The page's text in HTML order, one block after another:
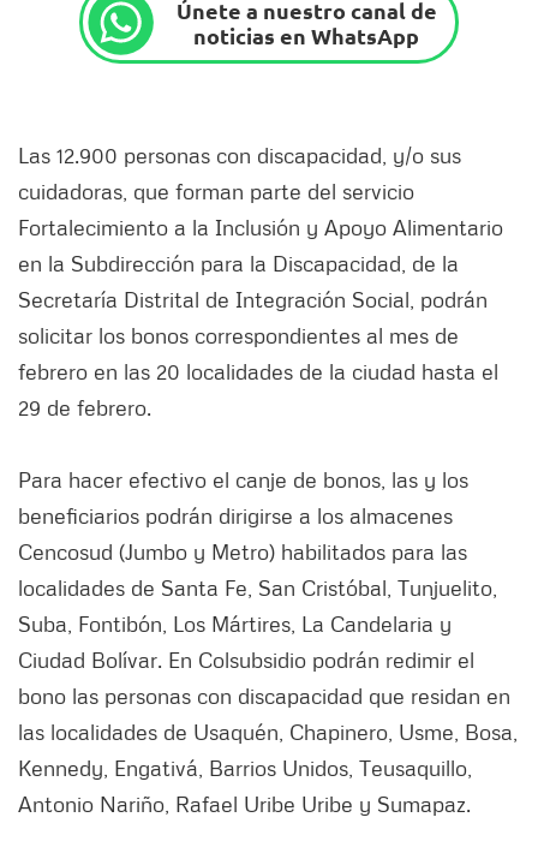
Únete a nuestro canal de
noticias en WhatsApp
Las 12.900 personas con discapacidad, y/o sus
cuidadoras, que forman parte del servicio
Fortalecimiento a la Inclusión y Apoyo Alimentario
en la Subdirección para la Discapacidad, de la
Secretaría Distrital de Integración Social, podrán
solicitar los bonos correspondientes al mes de
febrero en las 20 localidades de la ciudad hasta el
29 de febrero.
Para hacer efectivo el canje de bonos, las y los
beneficiarios podrán dirigirse a los almacenes
Cencosud (Jumbo y Metro) habilitados para las
localidades de Santa Fe, San Cristóbal, Tunjuelito,
Suba, Fontibón, Los Mártires, La Candelaria y
Ciudad Bolívar. En Colsubsidio podrán redimir el
bono las personas con discapacidad que residan en
las localidades de Usaquén, Chapinero, Usme, Bosa,
Kennedy, Engativá, Barrios Unidos, Teusaquillo,
Antonio Nariño, Rafael Uribe Uribe y Sumapaz.